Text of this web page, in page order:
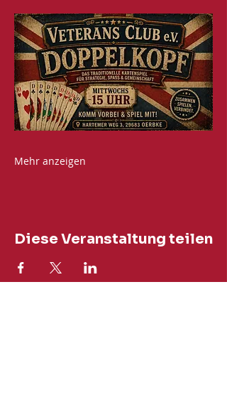
Mehr anzeigen
Diese Veranstaltung teilen